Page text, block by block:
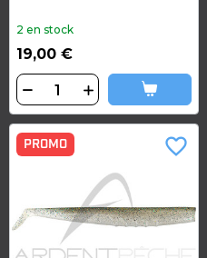
2 en stock
19,00 €
PROMO favorite_border